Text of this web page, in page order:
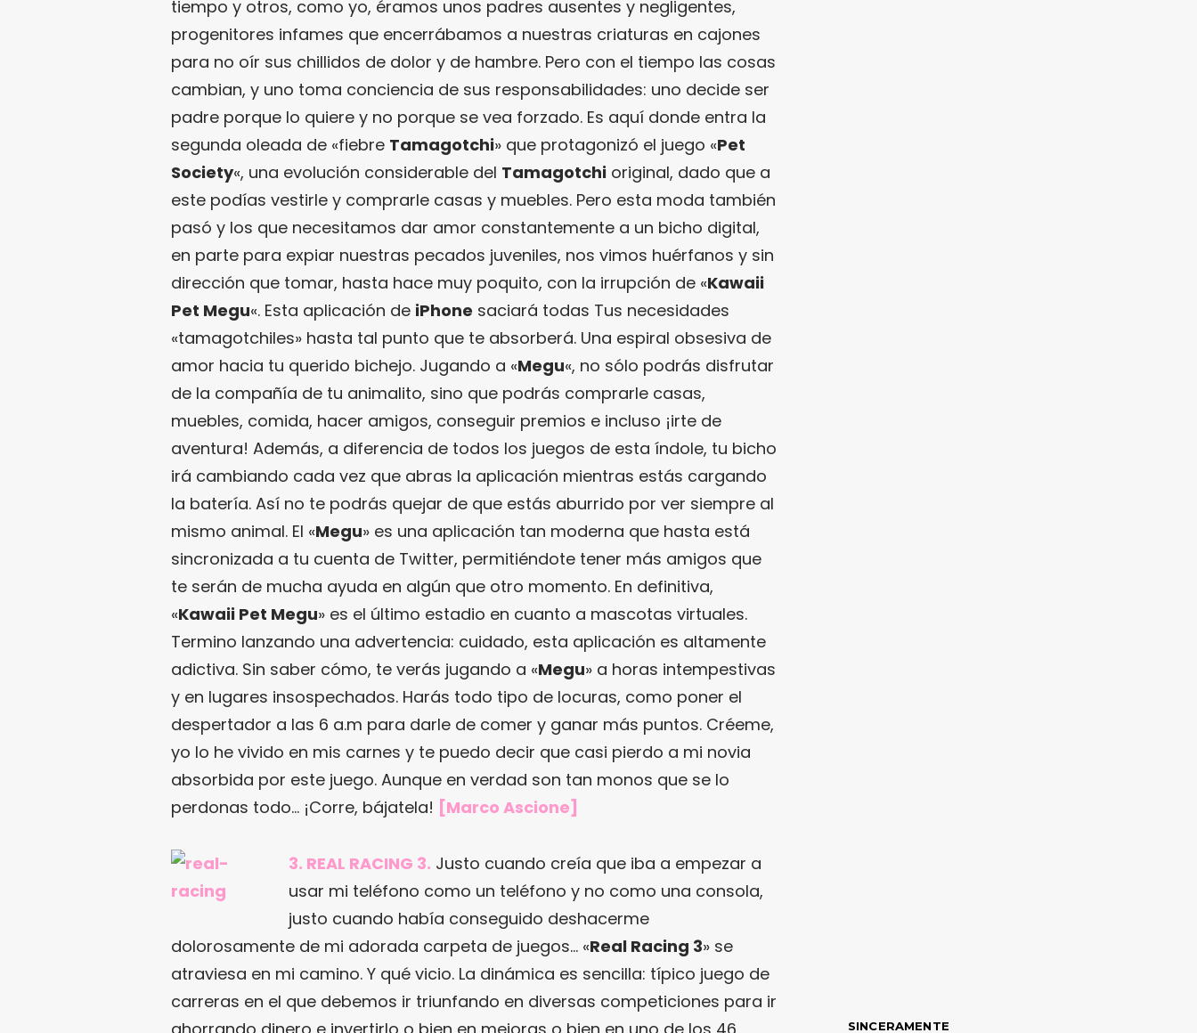
tiempo y otros, como yo, éramos unos padres ausentes y negligentes,
progenitores infames que encerrábamos a nuestras criaturas en cajones
para no oír sus chillidos de dolor y de hambre. Pero con el tiempo las cosas
cambian, y uno toma conciencia de sus responsabilidades: uno decide ser
padre porque lo quiere y no porque se vea forzado. Es aquí donde entra la
segunda oleada de «fiebre Tamagotchi» que protagonizó el juego «Pet
Society«, una evolución considerable del Tamagotchi original, dado que a
este podías vestirle y comprarle casas y muebles. Pero esta moda también
pasó y los que necesitamos dar amor constantemente a un bicho digital,
en parte para expiar nuestras pecados juveniles, nos vimos huérfanos y sin
dirección que tomar, hasta hace muy poquito, con la irrupción de «Kawaii
Pet Megu«. Esta aplicación de iPhone saciará todas Tus necesidades
«tamagotchiles» hasta tal punto que te absorberá. Una espiral obsesiva de
amor hacia tu querido bichejo. Jugando a «Megu«, no sólo podrás disfrutar
de la compañía de tu animalito, sino que podrás comprarle casas,
muebles, comida, hacer amigos, conseguir premios e incluso ¡irte de
aventura! Además, a diferencia de todos los juegos de esta índole, tu bicho
irá cambiando cada vez que abras la aplicación mientras estás cargando
la batería. Así no te podrás quejar de que estás aburrido por ver siempre al
mismo animal. El «Megu» es una aplicación tan moderna que hasta está
sincronizada a tu cuenta de Twitter, permitiéndote tener más amigos que
te serán de mucha ayuda en algún que otro momento. En definitiva,
«Kawaii Pet Megu» es el último estadio en cuanto a mascotas virtuales.
Termino lanzando una advertencia: cuidado, esta aplicación es altamente
adictiva. Sin saber cómo, te verás jugando a «Megu» a horas intempestivas
y en lugares insospechados. Harás todo tipo de locuras, como poner el
despertador a las 6 a.m para darle de comer y ganar más puntos. Créeme,
yo lo he vivido en mis carnes y te puedo decir que casi pierdo a mi novia
absorbida por este juego. Aunque en verdad son tan monos que se lo
perdonas todo… ¡Corre, bájatela! [Marco Ascione]
3. REAL RACING 3. Justo cuando creía que iba a empezar a
usar mi teléfono como un teléfono y no como una consola,
justo cuando había conseguido deshacerme
dolorosamente de mi adorada carpeta de juegos… «Real Racing 3» se
atraviesa en mi camino. Y qué vicio. La dinámica es sencilla: típico juego de
carreras en el que debemos ir triunfando en diversas competiciones para ir
SINCERAMENTE